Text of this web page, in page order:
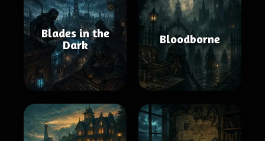
Blades in the
Dark
Bloodborne